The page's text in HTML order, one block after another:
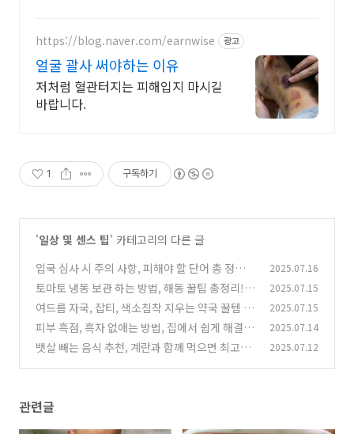
https://blog.naver.com/earnwise 광고
얼굴 괄사 써야하는 이유
저처럼 혈관터지는 피해입지 마시길
바랍니다.
1 구독하기
'일상 및 센스 팁' 카테고리의 다른 글
입국 심사 시 주의 사항, 피해야 할 단어 총 정리!
(3)
2025.07.16
토마토 냉동 보관 하는 방법, 해동 꿀팁 총정리!
(2)
2025.07.15
여드름 자국, 잡티, 색소침착 지우는 약국 꿀템 추
천!
(0)
2025.07.15
피부 흑점, 흑자 없애는 방법, 집에서 쉽게 해결!
(0)
2025.07.14
뱃살 빼는 음식 추천, 계란과 함께 먹으면 최고에
2025.07.12
관련글